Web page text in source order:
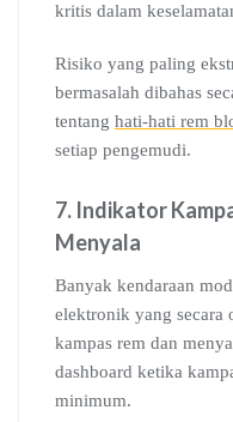
kritis dalam
Risiko yang paling
bermasalah dibahas
tentang hati-hati rem
setiap pengemudi.
7. Indikator
Menyala
Banyak kendaraan
elektronik yang secara
kampas rem dan
dashboard ketika
minimum.